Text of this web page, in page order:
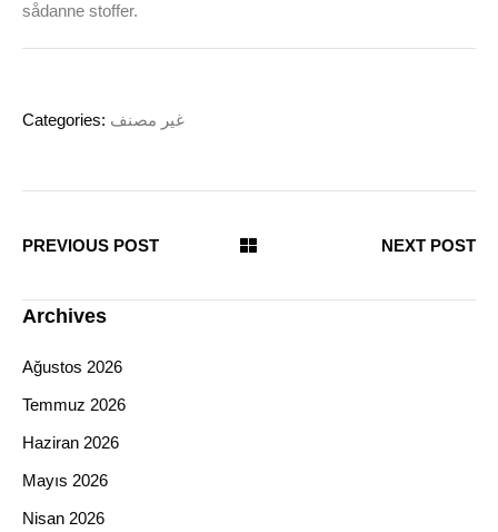
sådanne stoffer.
Categories: غير مصنف
PREVIOUS POST NEXT POST
Archives
Ağustos 2026
Temmuz 2026
Haziran 2026
Mayıs 2026
Nisan 2026